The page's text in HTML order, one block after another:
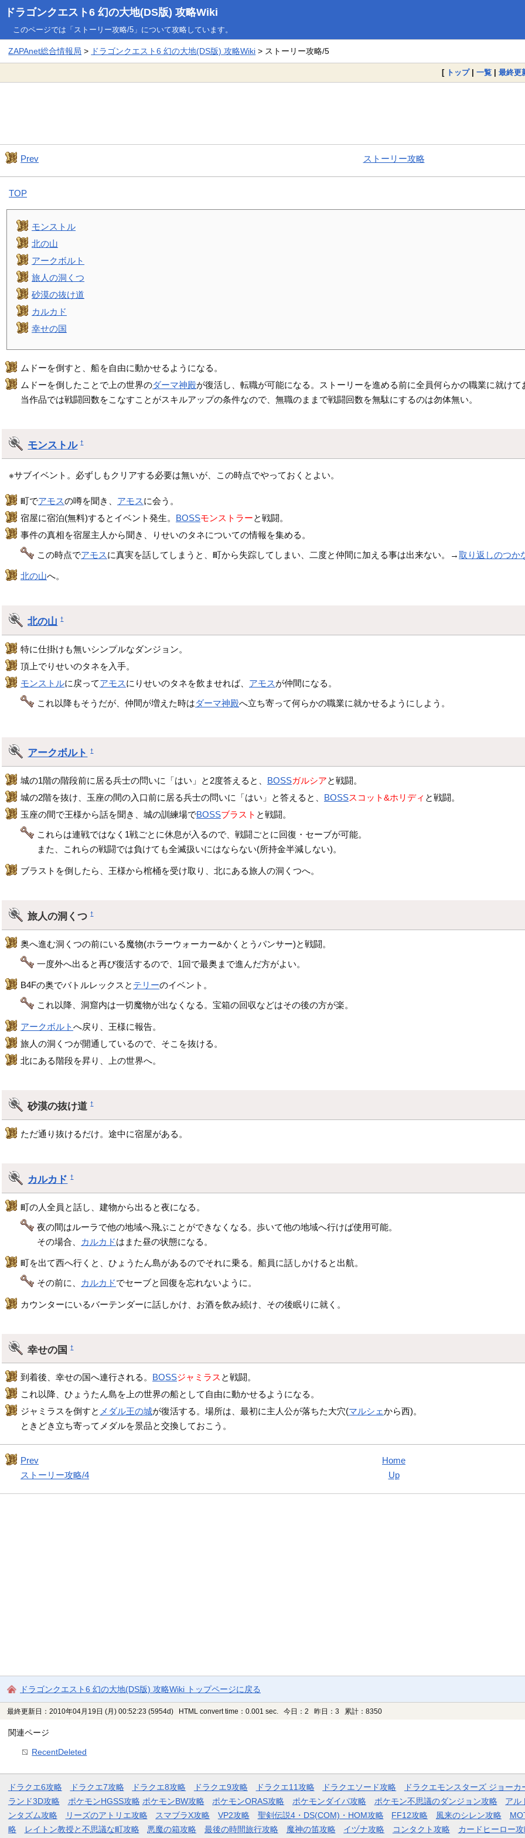
ドラゴンクエスト6 幻の大地(DS版) 攻略Wiki
このページでは「ストーリー攻略/5」について攻略しています。
ZAPAnet総合情報局 > ドラゴンクエスト6 幻の大地(DS版) 攻略Wiki > ストーリー攻略/5
[ トップ| 一覧 | 最終更
Prev ストーリー攻略
TOP
モンストル
北の山
アークボルト
旅人の洞くつ
砂漠の抜け道
カルカド
幸せの国
ムドーを倒すと、船を自由に動かせるようになる。
ムドーを倒したことで上の世界のダーマ神殿が復活し、転職が可能になる。ストーリーを進める前に全員何らかの職業に就けて
当作品では戦闘回数をこなすことがスキルアップの条件なので、無職のままで戦闘回数を無駄にするのは勿体無い。
モンストル †
※サブイベント。必ずしもクリアする必要は無いが、この時点でやっておくとよい。
町でアモスの噂を聞き、 アモスに会う。
宿屋に宿泊(無料)するとイベント発生。 BOSSモンストラーと戦闘。
事件の真相を宿屋主人から聞き、りせいのタネについての情報を集める。
この時点でアモスに真実を話してしまうと、町から失踪してしまい、二度と仲間に加える事は出来ない。→取り返しのつか
北の山へ。
北の山 †
特に仕掛けも無いシンプルなダンジョン。
頂上でりせいのタネを入手。
モンストルに戻ってアモスにりせいのタネを飲ませれば、 アモスが仲間になる。
これ以降もそうだが、仲間が増えた時はダーマ神殿へ立ち寄って何らかの職業に就かせるようにしよう。
アークボルト †
城の1階の階段前に居る兵士の問いに「はい」と2度答えると、 BOSSガルシアと戦闘。
城の2階を抜け、玉座の間の入口前に居る兵士の問いに「はい」と答えると、 BOSSスコット&ホリディ と戦闘。
玉座の間で王様から話を聞き、城の訓練場でBOSSブラスト と戦闘。
これらは連戦ではなく1戦ごとに休息が入るので、戦闘ごとに回復・セーブが可能。
また、これらの戦闘では負けても全滅扱いにはならない(所持金半減しない)。
ブラストを倒したら、王様から棺桶を受け取り、北にある旅人の洞くつへ。
旅人の洞くつ†
奥へ進む洞くつの前にいる魔物(ホラーウォーカー&かくとうパンサー)と戦闘。
一度外へ出ると再び復活するので、1回で最奥まで進んだ方がよい。
B4Fの奥でバトルレックスと テリーのイベント。
これ以降、洞窟内は一切魔物が出なくなる。宝箱の回収などはその後の方が楽。
アークボルトへ戻り、王様に報告。
旅人の洞くつが開通しているので、そこを抜ける。
北にある階段を昇り、上の世界へ。
砂漠の抜け道†
ただ通り抜けるだけ。途中に宿屋がある。
カルカド †
町の人全員と話し、建物から出ると夜になる。
夜の間はルーラで他の地域へ飛ぶことができなくなる。歩いて他の地域へ行けば使用可能。
その場合、
カルカドはまた昼の状態になる。
町を出て西へ行くと、ひょうたん島があるのでそれに乗る。船員に話しかけると出航。
その前に、
カルカドでセーブと回復を忘れないように。
カウンターにいるバーテンダーに話しかけ、お酒を飲み続け、その後眠りに就く。
幸せの国†
到着後、幸せの国へ連行される。 BOSSジャミラス と戦闘。
これ以降、ひょうたん島を上の世界の船として自由に動かせるようになる。
ジャミラスを倒すと メダル王の城が復活する。場所は、最初に主人公が落ちた大穴(マルシェから西)。
ときどき立ち寄ってメダルを景品と交換しておこう。
Prev
ストーリー攻略/4
Home
Up
ドラゴンクエスト6 幻の大地(DS版) 攻略Wiki トップページに戻る
最終更新日：2010年04月19日 (月) 00:52:23 (5954d) HTML convert time：0.001 sec. 今日：2 昨日：3 累計：8350
関連ページ
RecentDeleted
ドラクエ6攻略 ドラクエ7攻略 ドラクエ8攻略 ドラクエ9攻略 ドラクエ11攻略 ドラクエソード攻略
ドラクエモンスターズ ジョーカ
ランド3D攻略
ポケモンHGSS攻略 ポケモンBW攻略 ポケモンORAS攻略 ポケモンダイパ攻略 ポケモン不思議のダンジョン攻略
アル
ンタズム攻略
リーズのアトリエ攻略 スマブラX攻略 VP2攻略 聖剣伝説4・DS(COM)・HOM攻略 FF12攻略 風来のシレン攻略
略
レイトン教授と不思議な町攻略 悪魔の箱攻略 最後の時間旅行攻略 魔神の笛攻略 イヅナ攻略 コンタクト攻略 カードヒーロー